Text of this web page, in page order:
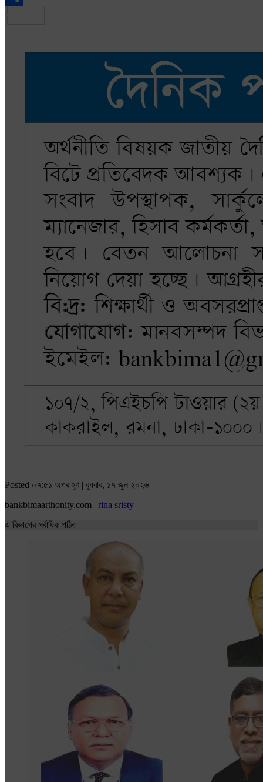
Posted ০৭:৫১ অপরাহ্ণ | বুধবার, ১৭ জুন ২০২৬
bankbimaarthonity.com | rina sristy
এ বিভাগের সর্বাধিক পঠিত